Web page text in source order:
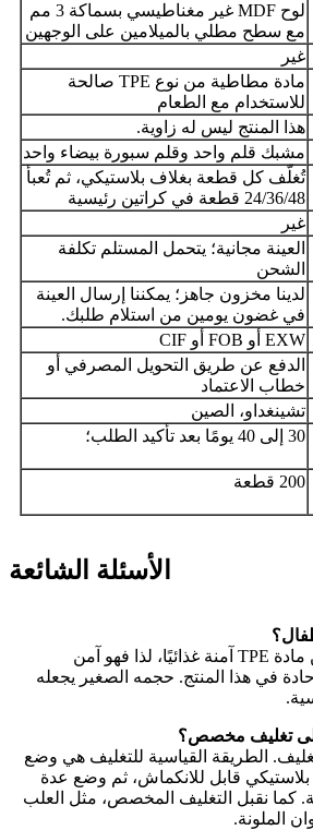
لوح MDF غير مغناطيسي بسماكة 3 مم
مع سطح مطلي بالميلامين على الوجهين
غير
مادة مطاطية من نوع TPE صالحة
للاستخدام مع الطعام
هذا المنتج ليس له زاوية.
مشبك قلم واحد وقلم سبورة بيضاء واحد
تُغلّف كل قطعة بغلاف بلاستيكي، ثم تُعبأ
24/36/48 قطعة في كراتين رئيسية
غير
العينة مجانية؛ يتحمل المستلم تكلفة
الشحن
لدينا مخزون جاهز؛ يمكننا إرسال العينة
في غضون يومين من استلام طلبك.
EXW أو FOB أو CIF
الدفع عن طريق التحويل المصرفي أو
خطاب الاعتماد
تشينغداو، الصين
30 إلى 40 يومًا بعد تأكيد الطلب؛
200 قطعة
الأسئلة الشائعة
نعم، الإطار مصنوع من مادة TPE آمنة غذائيًا، لذا فهو آمن
حادة في هذا المنتج. حجمه الصغير يجعله
تغليف مخصص؟
الطريقة القياسية للتغليف هي وضع
قابل للانكماش، ثم وضع عدة
كما نقبل التغليف المخصص، مثل العلب
الملونة.